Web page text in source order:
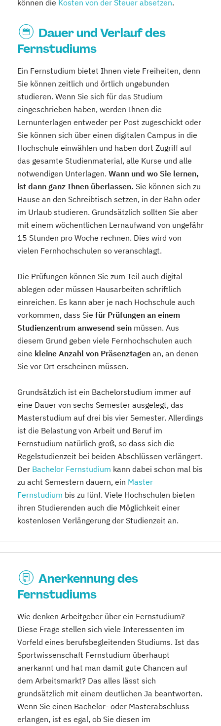
können die Kosten von der Steuer absetzen.
Dauer und Verlauf des
Fernstudiums
Ein Fernstudium bietet Ihnen viele Freiheiten, denn
Sie können zeitlich und örtlich ungebunden
studieren. Wenn Sie sich für das Studium
eingeschrieben haben, werden Ihnen die
Lernunterlagen entweder per Post zugeschickt oder
Sie können sich über einen digitalen Campus in die
Hochschule einwählen und haben dort Zugriff auf
das gesamte Studienmaterial, alle Kurse und alle
notwendigen Unterlagen. Wann und wo Sie lernen,
ist dann ganz Ihnen überlassen. Sie können sich zu
Hause an den Schreibtisch setzen, in der Bahn oder
im Urlaub studieren. Grundsätzlich sollten Sie aber
mit einem wöchentlichen Lernaufwand von ungefähr
15 Stunden pro Woche rechnen. Dies wird von
vielen Fernhochschulen so veranschlagt.
Die Prüfungen können Sie zum Teil auch digital
ablegen oder müssen Hausarbeiten schriftlich
einreichen. Es kann aber je nach Hochschule auch
vorkommen, dass Sie für Prüfungen an einem
Studienzentrum anwesend sein müssen. Aus
diesem Grund geben viele Fernhochschulen auch
eine kleine Anzahl von Präsenztagen an, an denen
Sie vor Ort erscheinen müssen.
Grundsätzlich ist ein Bachelorstudium immer auf
eine Dauer von sechs Semester ausgelegt, das
Masterstudium auf drei bis vier Semester. Allerdings
ist die Belastung von Arbeit und Beruf im
Fernstudium natürlich groß, so dass sich die
Regelstudienzeit bei beiden Abschlüssen verlängert.
Der Bachelor Fernstudium kann dabei schon mal bis
zu acht Semestern dauern, ein Master
Fernstudium bis zu fünf. Viele Hochschulen bieten
ihren Studierenden auch die Möglichkeit einer
kostenlosen Verlängerung der Studienzeit an.
Anerkennung des
Fernstudiums
Wie denken Arbeitgeber über ein Fernstudium?
Diese Frage stellen sich viele Interessenten im
Vorfeld eines berufsbegleitenden Studiums. Ist das
Sportwissenschaft Fernstudium überhaupt
anerkannt und hat man damit gute Chancen auf
dem Arbeitsmarkt? Das alles lässt sich
grundsätzlich mit einem deutlichen Ja beantworten.
Wenn Sie einen Bachelor- oder Masterabschluss
erlangen, ist es egal, ob Sie diesen im